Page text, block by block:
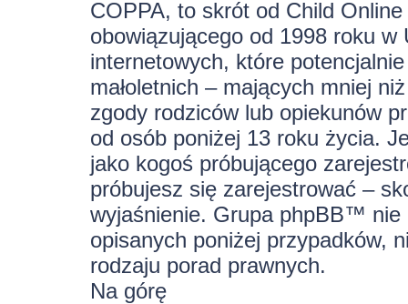
COPPA, to skrót od Child
obowiązującego od 1998 roku w
internetowych, które
małoletnich – mających mniej
zgody rodziców lub opiekunów
od osób poniżej 13 roku życia.
jako kogoś próbującego
próbujesz się zarejestrować –
wyjaśnienie. Grupa phpBB™ nie
opisanych poniżej przypadków,
rodzaju porad prawnych.
Na górę